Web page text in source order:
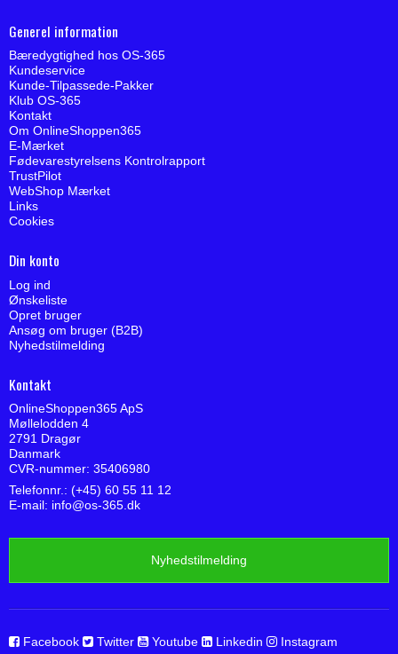
Generel information
Bæredygtighed hos OS-365
Kundeservice
Kunde-Tilpassede-Pakker
Klub OS-365
Kontakt
Om OnlineShoppen365
E-Mærket
Fødevarestyrelsens Kontrolrapport
TrustPilot
WebShop Mærket
Links
Cookies
Din konto
Log ind
Ønskeliste
Opret bruger
Ansøg om bruger (B2B)
Nyhedstilmelding
Kontakt
OnlineShoppen365 ApS
Møllelodden 4
2791 Dragør
Danmark
CVR-nummer: 35406980
Telefonnr.: (+45) 60 55 11 12
E-mail: info@os-365.dk
Nyhedstilmelding
Facebook Twitter Youtube Linkedin Instagram